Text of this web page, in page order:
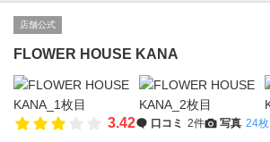
店舗公式
FLOWER HOUSE KANA
3.42 口コミ 2件 写真 24枚